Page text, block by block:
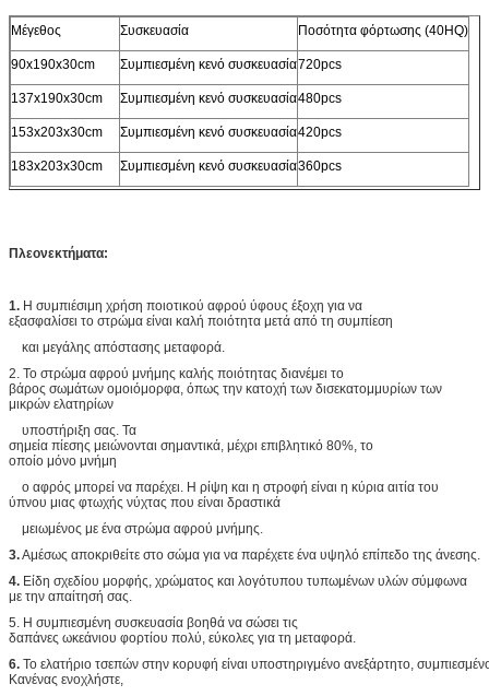
Μέγεθος Συσκευασία Ποσότητα φόρτωσης (40HQ)
90x190x30cm Συμπιεσμένη κενό συσκευασία720pcs
137x190x30cm Συμπιεσμένη κενό συσκευασία480pcs
153x203x30cm Συμπιεσμένη κενό συσκευασία420pcs
183x203x30cm Συμπιεσμένη κενό συσκευασία360pcs
Πλεονεκτήματα:
1. Η συμπιέσιμη χρήση ποιοτικού αφρού ύφους έξοχη για να
εξασφαλίσει το στρώμα είναι καλή ποιότητα μετά από τη συμπίεση
και μεγάλης απόστασης μεταφορά.
2. Το στρώμα αφρού μνήμης καλής ποιότητας διανέμει το
βάρος σωμάτων ομοιόμορφα, όπως την κατοχή των δισεκατομμυρίων των
μικρών ελατηρίων
υποστήριξη σας. Τα
σημεία πίεσης μειώνονται σημαντικά, μέχρι επιβλητικό 80%, το
οποίο μόνο μνήμη
ο αφρός μπορεί να παρέχει. Η ρίψη και η στροφή είναι η κύρια αιτία του
ύπνου μιας φτωχής νύχτας που είναι δραστικά
μειωμένος με ένα στρώμα αφρού μνήμης.
3.Αμέσως αποκριθείτε στο σώμα για να παρέχετε ένα υψηλό επίπεδο της άνεσης.
4. Είδη σχεδίου μορφής, χρώματος και λογότυπου τυπωμένων υλών σύμφωνα
με την απαίτησή σας.
5. Η συμπιεσμένη συσκευασία βοηθά να σώσει τις
δαπάνες ωκεάνιου φορτίου πολύ, εύκολες για τη μεταφορά.
6. Το ελατήριο τσεπών στην κορυφή είναι υποστηριγμένο ανεξάρτητο,
Κανένας ενοχλήστε,